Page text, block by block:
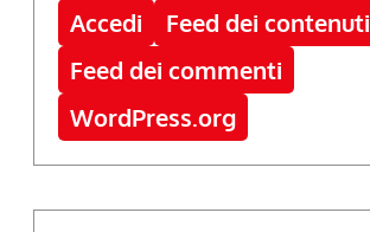
Accedi
Feed dei contenuti
Feed dei commenti
WordPress.org